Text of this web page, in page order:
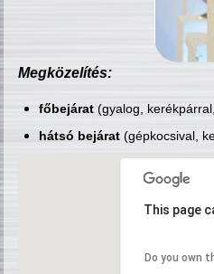
Megközelítés:
főbejárat(gyalog,
hátsó bejárat(gépkocsival,
This page
Do you own